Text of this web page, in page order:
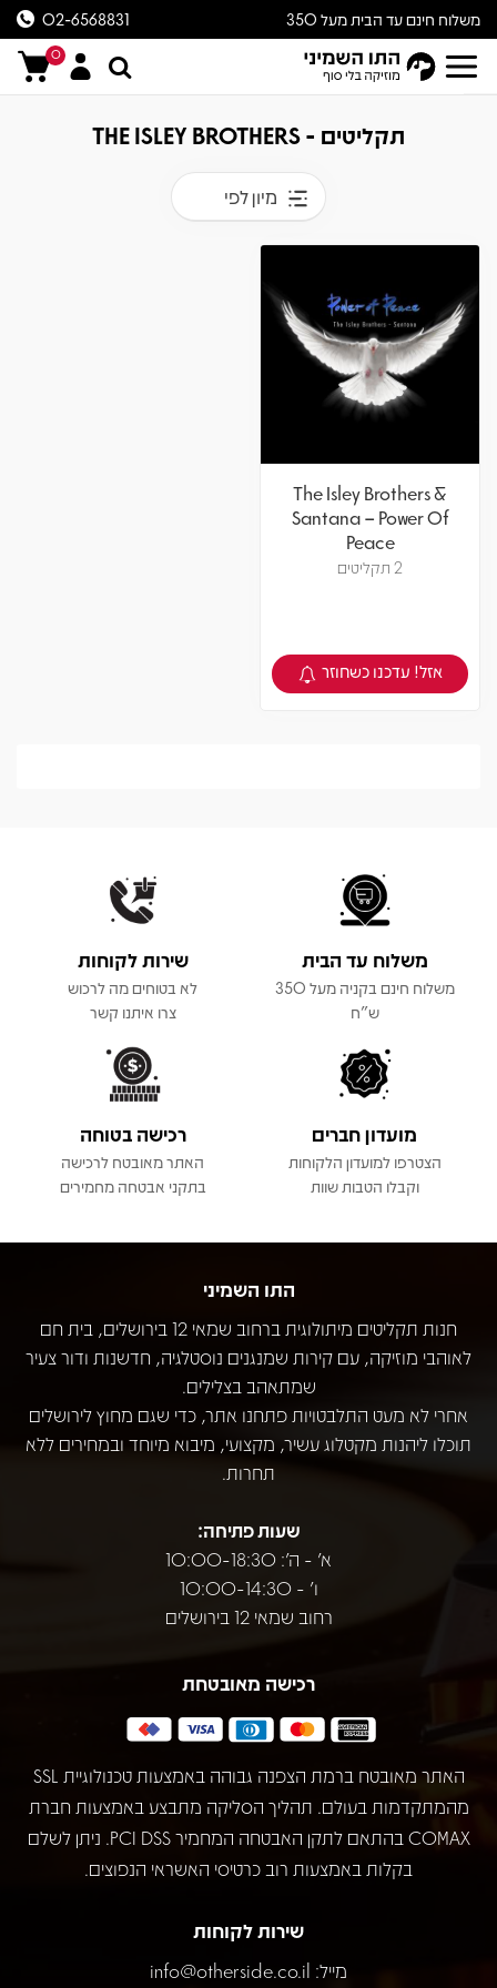
משלוח חינם עד הבית מעל 350
ש״ח
02-6568831
0
תקליטים - THE ISLEY BROTHERS
מיון לפי
The Isley Brothers &
Santana – Power Of
Peace
2 תקליטים
צפיה במוצר
אזל! עדכנו כשחוזר
משלוח עד הבית
משלוח חינם בקניה מעל 350
ש"ח
שירות לקוחות
לא בטוחים מה לרכוש
צרו איתנו קשר
מועדון חברים
הצטרפו למועדון הלקוחות
וקבלו הטבות שוות
רכישה בטוחה
האתר מאובטח לרכישה
בתקני אבטחה מחמירים
התו השמיני
חנות תקליטים מיתולוגית ברחוב שמאי 12 בירושלים, בית חם
לאוהבי מוזיקה, עם קירות שמנגנים נוסטלגיה, חדשנות ודור צעיר
שמתאהב בצלילים.
אחרי לא מעט התלבטויות פתחנו אתר, כדי שגם מחוץ לירושלים
תוכלו ליהנות מקטלוג עשיר, מקצועי, מיבוא מיוחד ובמחירים ללא
תחרות.
שעות פתיחה:
א' - ה': 10:00-18:30
ו' - 10:00-14:30
רחוב שמאי 12 בירושלים
רכישה מאובטחת
האתר מאובטח ברמת הצפנה גבוהה באמצעות טכנולוגיית SSL
מהמתקדמות בעולם. תהליך הסליקה מתבצע באמצעות חברת
COMAX בהתאם לתקן האבטחה המחמיר PCI DSS. ניתן לשלם
בקלות באמצעות רוב כרטיסי האשראי הנפוצים.
שירות לקוחות
מייל: info@otherside.co.il